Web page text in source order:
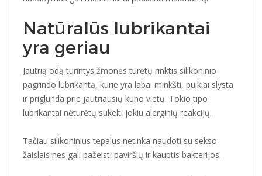
Natūralūs lubrikantai
yra geriau
Jautrią odą turintys žmonės turėtų rinktis silikoninio
pagrindo lubrikantą, kurie yra labai minkšti, puikiai slysta
ir priglunda prie jautriausių kūno vietų. Tokio tipo
lubrikantai nėturėtų sukelti jokiu alerginių reakcijų.
Tačiau silikoninius tepalus netinka naudoti su sekso
žaislais nes gali pažeisti paviršių ir kauptis bakterijos.